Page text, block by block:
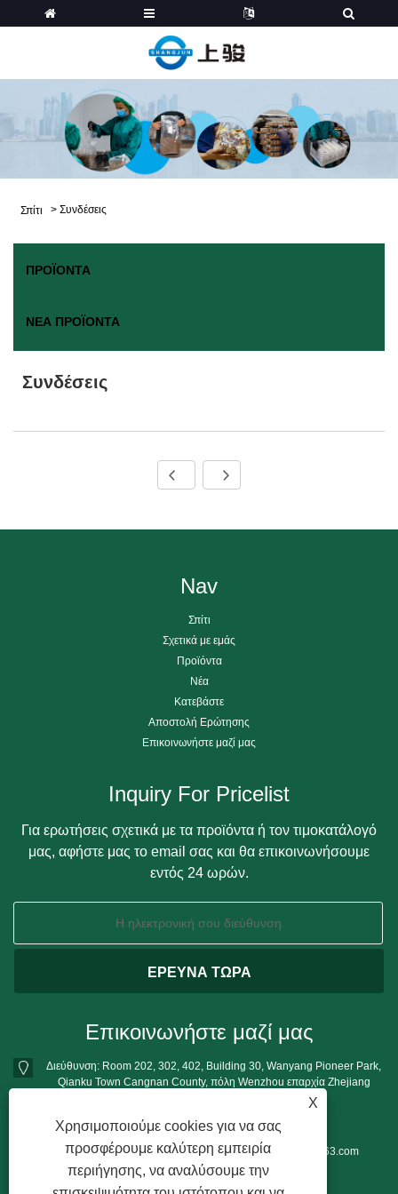
Σπίτι > Συνδέσεις
ΠΡΟΪΌΝΤΑ
ΝΈΑ ΠΡΟΪΌΝΤΑ
Συνδέσεις
Nav
Σπίτι
Σχετικά με εμάς
Προϊόντα
Νέα
Κατεβάστε
Αποστολή Ερώτησης
Επικοινωνήστε μαζί μας
Inquiry For Pricelist
Για ερωτήσεις σχετικά με τα προϊόντα ή τον τιμοκατάλογό
μας, αφήστε μας το email σας και θα επικοινωνήσουμε
εντός 24 ωρών.
Επικοινωνήστε μαζί μας
Διεύθυνση: Room 202, 302, 402, Building 30, Wanyang Pioneer Park,
Qianku Town Cangnan County, πόλη Wenzhou επαρχία Zhejiang
Τηλέφωνο:+86-13396777698
ΗΛΕΚΤΡΟΝΙΚΗ ΔΙΕΥΘΥΝΣΗ:mushroomgrowbag@163.com
X
Χρησιμοποιούμε cookies για να σας
προσφέρουμε καλύτερη εμπειρία
περιήγησης, να αναλύσουμε την